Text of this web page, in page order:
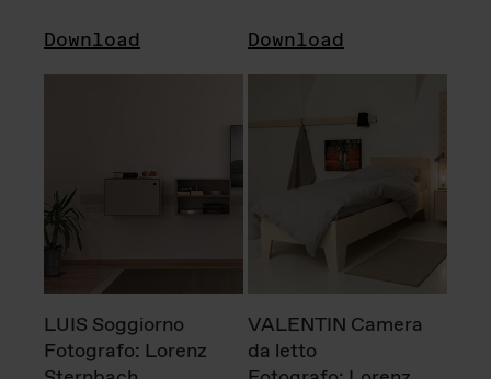
Download Download
LUIS Soggiorno
Fotografo: Lorenz
VALENTIN Camera
da letto